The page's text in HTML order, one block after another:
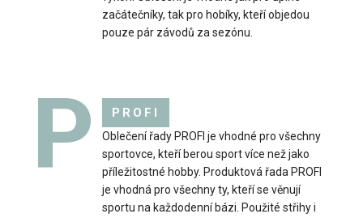
začátečníky, tak pro hobíky, kteří objedou
pouze pár závodů za sezónu.
P PROFI
Oblečení řady PROFI je vhodné pro všechny
sportovce, kteří berou sport více než jako
příležitostné hobby. Produktová řada PROFI
je vhodná pro všechny ty, kteří se věnují
sportu na každodenní bázi. Použité střihy i